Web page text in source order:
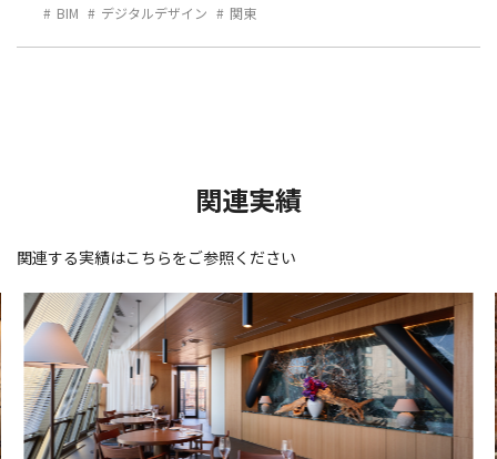
BIM
デジタルデザイン 関東
関連実績
関連する実績はこちらをご参照ください